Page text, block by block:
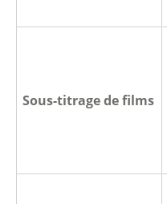
Sous-titrage de films